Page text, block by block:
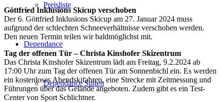
Preisliste
Dependance
Dependance Suiten
Göttfried Inklusions Skicup verschoben
Der 6. Göttfried Inklusions Skicup am 27. Januar 2024 muss
aufgrund der schlechten Schneeverhältnisse verschoben werden.
Den neuen Termin teilen wir baldmöglichst mit.
Tag der offenen Tür – Christa Kinshofer Skizentrum
Das Christa Kinshofer Skizentrum lädt am Freitag, 9.2.2024 ab
17:00 Uhr zum Tag der offenen Tür am Sonnenbichl ein. Es werden
ein kostenloses Abendskifahren, eine Strecke mit Zeitmessung und
Führungen über das Gelände angeboten. Zudem gibt es ein Test-
Center von Sport Schlichtner.